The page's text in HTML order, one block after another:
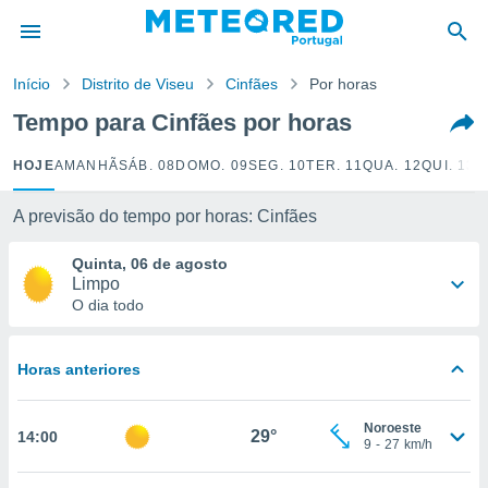
da
foi
as
fornecidas
ou
Início Distrito de Viseu Cinfães Por horas
Tempo para Cinfães por horas
HOJEAMANHÃSÁB. 08 DOMO. 09SEG. 10TER. 11QUA. 12QUI. 13
A previsão do tempo por horas: Cinfães
Quinta, 06 de agosto
Limpo
O dia todo
Horas anteriores
14:00 29°
Noroeste
9 - 27 km/h